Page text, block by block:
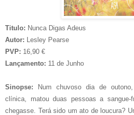
Titulo: Nunca Digas Adeus
Autor: Lesley Pearse
PVP: 16,90 €
Lançamento: 11 de Junho
Sinopse:
Num chuvoso dia de
clínica, matou duas pessoas a
chegasse. Terá sido um ato de loucura?